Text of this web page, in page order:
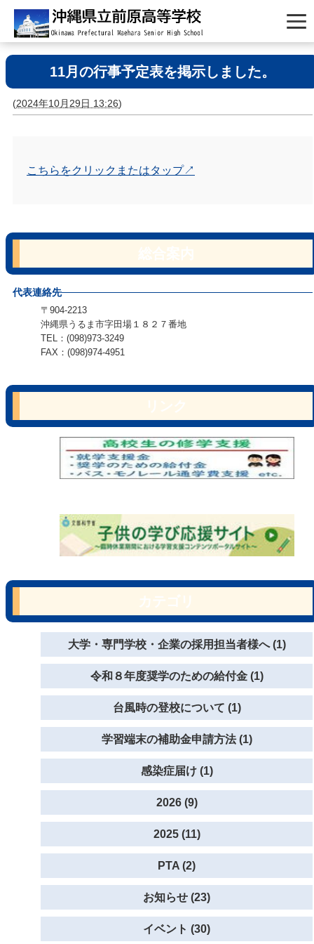
11月の行事予定表を掲示しました。
(2024年10月29日 13:26)
こちらをクリックまたはタップ↗
代表連絡先
〒904-2213
沖縄県うるま市字田場１８２７番地
TEL：(098)973-3249
FAX：(098)974-4951
大学・専門学校・企業の採用担当者様へ (1)
令和８年度奨学のための給付金 (1)
台風時の登校について (1)
学習端末の補助金申請方法 (1)
感染症届け (1)
2026 (9)
2025 (11)
PTA (2)
お知らせ (23)
イベント (30)